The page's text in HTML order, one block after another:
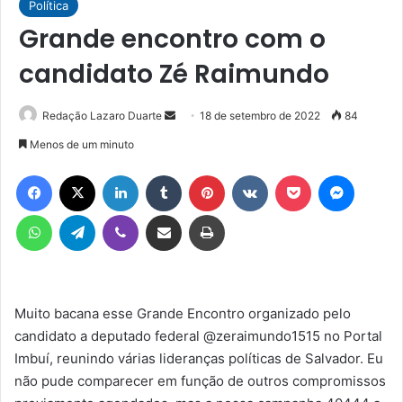
Política
Grande encontro com o
candidato Zé Raimundo
Redação Lazaro Duarte
Mande
mail
18 de setembro de 2022 84
Menos de um minuto
Facebook Linkedin Tumblr Pinterest Pocket
WhatsAppTelegram Viber Compartilhar via e-mail Imprimir
Muito bacana esse Grande Encontro organizado pelo
candidato a deputado federal @zeraimundo1515 no Portal
Imbuí, reunindo várias lideranças políticas de Salvador. Eu
não pude comparecer em função de outros compromissos